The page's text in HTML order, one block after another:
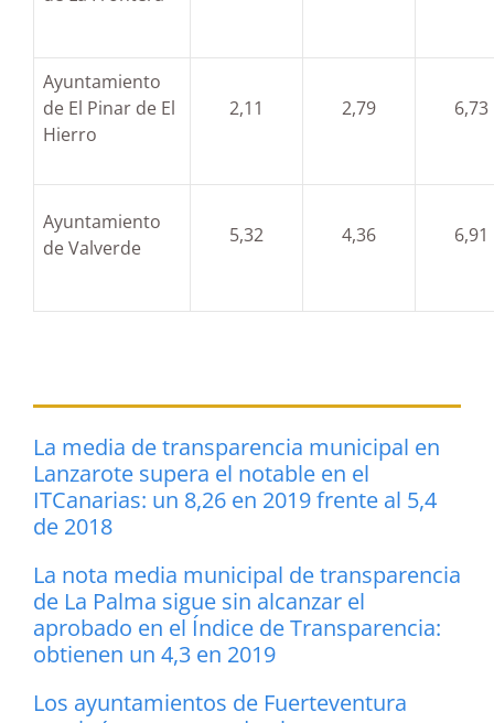
Ayuntamiento
de El Pinar de El
Hierro
2,11 2,79 6,73
Ayuntamiento
de Valverde
5,32 4,36 6,91
La media de transparencia municipal en
Lanzarote supera el notable en el
ITCanarias: un 8,26 en 2019 frente al 5,4
de 2018
La nota media municipal de transparencia
de La Palma sigue sin alcanzar el
aprobado en el Índice de Transparencia:
obtienen un 4,3 en 2019
Los ayuntamientos de Fuerteventura